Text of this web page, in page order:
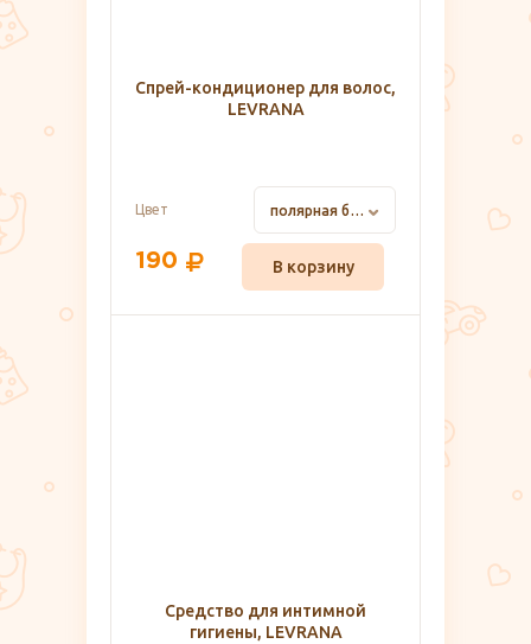
Спрей-кондиционер для волос,
LEVRANA
Цвет полярная береза
190 В корзину
Средство для интимной
гигиены, LEVRANA